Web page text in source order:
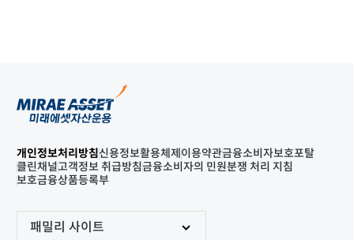
개인정보처리방침신용정보활용체제 이용약관금융소비자보호포탈
클린채널고객정보 취급방침금융소비자의 민원분쟁 처리 지침
보호금융상품등록부
패밀리 사이트